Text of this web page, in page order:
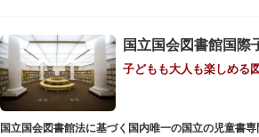
子どもも大人も楽しめる
国立国会図書館法に基づく国内唯一の国立の児童書